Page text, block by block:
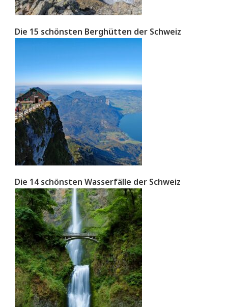
Die 15 schönsten Berghütten der Schweiz
Die 14 schönsten Wasserfälle der Schweiz